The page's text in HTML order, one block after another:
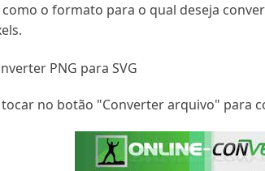
como o formato para o qual deseja
PNG para SVG
no botão "Converter arquivo" para